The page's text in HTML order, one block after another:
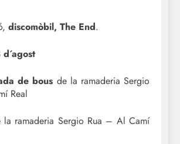
discomòbil, The End.
de bous de la ramaderia Sergio
Real
la ramaderia Sergio Rua – Al Camí